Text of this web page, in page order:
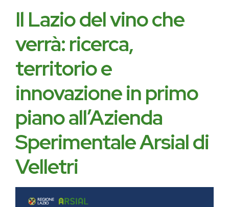
Il Lazio del vino che
verrà: ricerca,
territorio e
innovazione in primo
piano all’Azienda
Sperimentale Arsial di
Velletri